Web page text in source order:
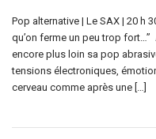
Pop alternative | Le SAX | 20 h
qu’on ferme un peu trop
encore plus loin sa pop
tensions électroniques,
cerveau comme après une […]